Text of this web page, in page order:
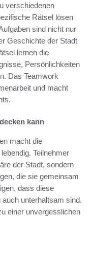
verschiedenen
Rätsel lösen
sind nicht nur
Geschichte der Stadt
lernen die
Persönlichkeiten
Das Teamwork
und macht
kann
macht die
Teilnehmer
der Stadt, sondern
die sie gemeinsam
dass diese
unterhaltsam sind.
einer unvergesslichen